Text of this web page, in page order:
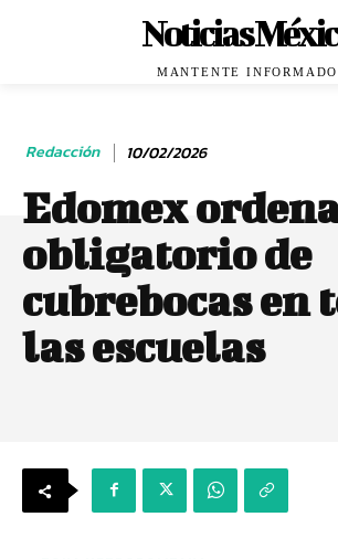
Noticias
MANTENTE INFORMADO
Redacción 10/02/2026
Edomex
obligatorio de
cubrebocas en
las escuelas